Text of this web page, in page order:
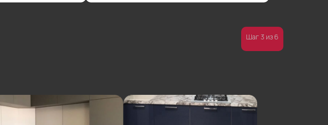
Шаг 3 из 6